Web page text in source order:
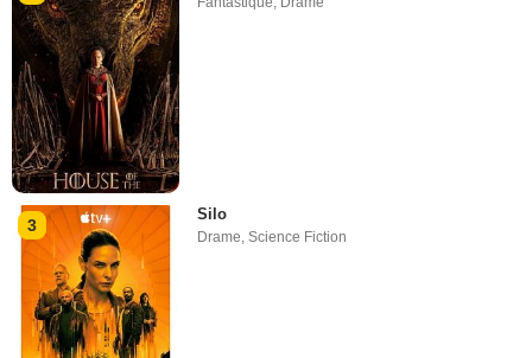
3
Silo
Drame,Science Fiction